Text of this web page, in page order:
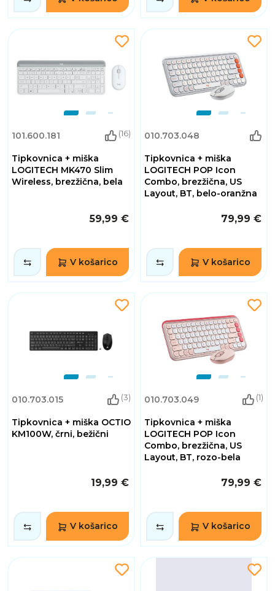
101.600.181 (16)
Tipkovnica + miška
LOGITECH MK470 Slim
Wireless, brezžična, bela
59,99 €
V košarico
010.703.048
Tipkovnica + miška
LOGITECH POP Icon
Combo, brezžična, US
Layout, BT, belo-oranžna
79,99 €
V košarico
010.703.015 (3)
Tipkovnica + miška OCTIO
KM100W, črni, bežični
19,99 €
V košarico
010.703.049 (1)
Tipkovnica + miška
LOGITECH POP Icon
Combo, brezžična, US
Layout, BT, rozo-bela
79,99 €
V košarico